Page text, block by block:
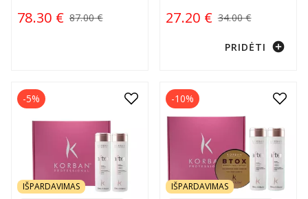
78.30 € 87.00 € 27.20 € 34.00 €
PRIDĖTI add_circle
IŠPARDAVIMAS
-5%
IŠPARDAVIMAS
-10%